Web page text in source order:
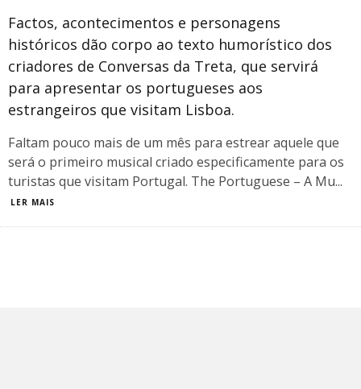
Factos, acontecimentos e personagens
históricos dão corpo ao texto humorístico dos
criadores de Conversas da Treta, que servirá
para apresentar os portugueses aos
estrangeiros que visitam Lisboa.
​Faltam pouco mais de um mês para estrear aquele que
será o primeiro musical criado especificamente para os
turistas que visitam Portugal. The Portuguese – A Mu...
LER MAIS